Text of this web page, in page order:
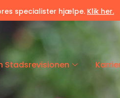
specialister hjælpe. Klik her.
Stadsrevisionen